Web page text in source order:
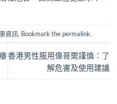
資訊. Bookmark the permalink.
香港男性服用偉哥需謹慎：了
解危害及使用建議